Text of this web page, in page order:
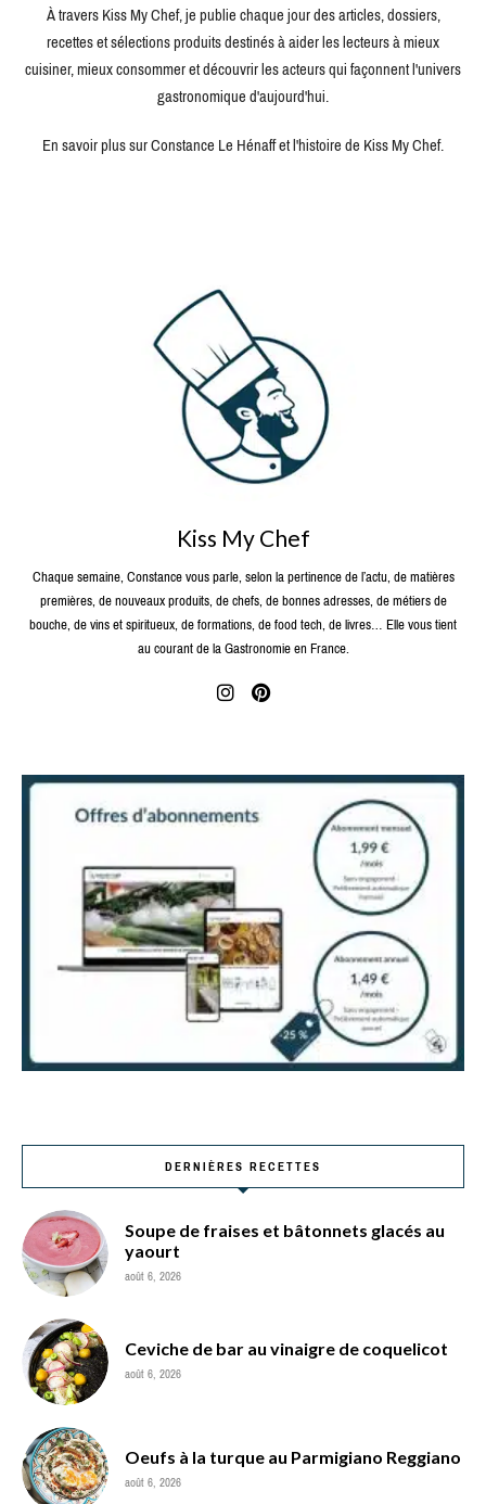
À travers Kiss My Chef, je publie chaque jour des articles, dossiers,
recettes et sélections produits destinés à aider les lecteurs à mieux
cuisiner, mieux consommer et découvrir les acteurs qui façonnent l'univers
gastronomique d'aujourd'hui.
En savoir plus sur Constance Le Hénaff et l'histoire de Kiss My Chef.
Kiss My Chef
Chaque semaine, Constance vous parle, selon la pertinence de l’actu, de matières
premières, de nouveaux produits, de chefs, de bonnes adresses, de métiers de
bouche, de vins et spiritueux, de formations, de food tech, de livres… Elle vous tient
au courant de la Gastronomie en France.
DERNIÈRES RECETTES
Soupe de fraises et bâtonnets glacés au
yaourt
août 6, 2026
Ceviche de bar au vinaigre de coquelicot
août 6, 2026
Oeufs à la turque au Parmigiano Reggiano
août 6, 2026